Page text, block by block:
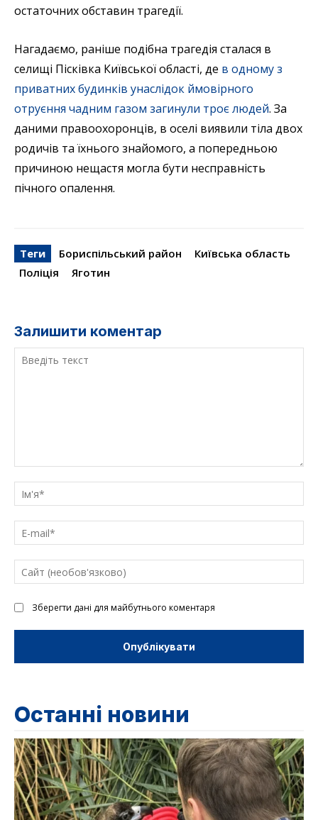
остаточних обставин трагедії.
Нагадаємо, раніше подібна трагедія сталася в
селищі Пісківка Київської області, де в одному з
приватних будинків унаслідок ймовірного
отруєння чадним газом загинули троє людей. За
даними правоохоронців, в оселі виявили тіла двох
родичів та їхнього знайомого, а попередньою
причиною нещастя могла бути несправність
пічного опалення.
Теги Бориспільський район
Київська область
Поліція
Яготин
Залишити коментар
текст
Зберегти дані для майбутнього коментаря
Останні новини